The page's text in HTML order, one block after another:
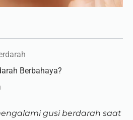
Berbahaya?
gusi berdarah saat